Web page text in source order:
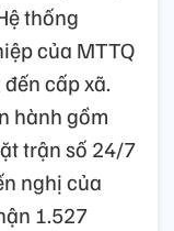
thống
của MTTQ
cấp xã.
hành gồm
trận số 24/7
nghị của
1.527